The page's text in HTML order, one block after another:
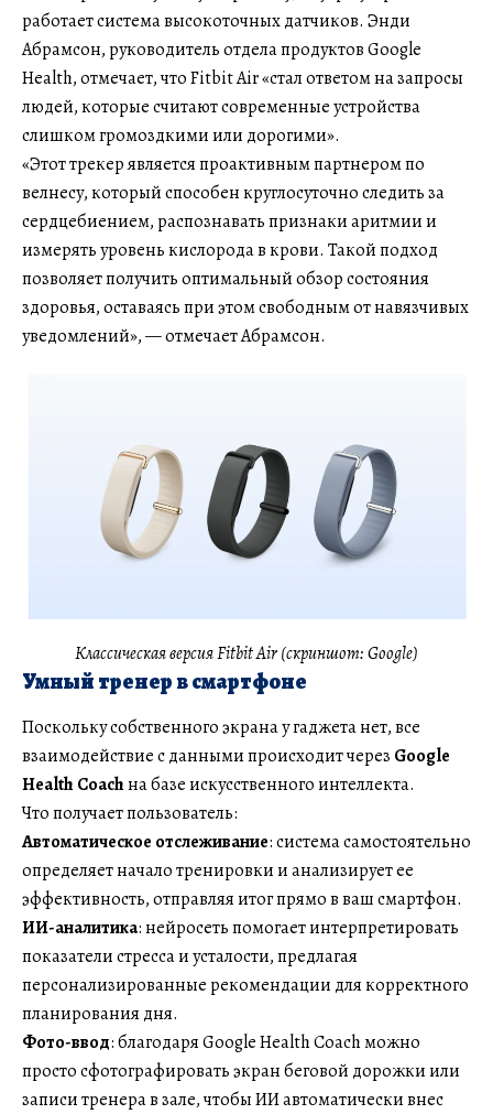
работает система высокоточных датчиков. Энди
Абрамсон, руководитель отдела продуктов Google
Health, отмечает, что Fitbit Air «стал ответом на запросы
людей, которые считают современные устройства
слишком громоздкими или дорогими».
«Этот трекер является проактивным партнером по
велнесу, который способен круглосуточно следить за
сердцебиением, распознавать признаки аритмии и
измерять уровень кислорода в крови. Такой подход
позволяет получить оптимальный обзор состояния
здоровья, оставаясь при этом свободным от навязчивых
уведомлений», — отмечает Абрамсон.
Классическая версия Fitbit Air (скриншот: Google)
Умный тренер в смартфоне
Поскольку собственного экрана у гаджета нет, все
взаимодействие с данными происходит через Google
Health Coachна базе искусственного интеллекта.
Что получает пользователь:
Автоматическое отслеживание: система самостоятельно
определяет начало тренировки и анализирует ее
эффективность, отправляя итог прямо в ваш смартфон.
ИИ-аналитика: нейросеть помогает интерпретировать
показатели стресса и усталости, предлагая
персонализированные рекомендации для корректного
планирования дня.
Фото-ввод: благодаря Google Health Coach можно
просто сфотографировать экран беговой дорожки или
записи тренера в зале, чтобы ИИ автоматически внес